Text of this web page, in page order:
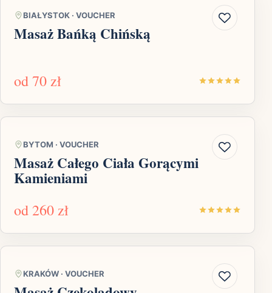
BIAŁYSTOK · VOUCHER
Masaż Bańką Chińską
od70 zł
BYTOM · VOUCHER
Masaż Całego Ciała Gorącymi
Kamieniami
od 260 zł
KRAKÓW · VOUCHER